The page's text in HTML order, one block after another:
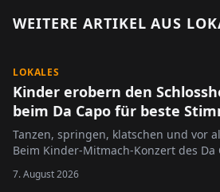
WEITERE ARTIKEL AUS
LOKALES
Kinder erobern den
beim Da Capo für beste
Tanzen, springen, klatschen und vor
Beim Kinder-Mitmach-Konzert des Da
jüngsten Festivalbesucher.
7. August 2026